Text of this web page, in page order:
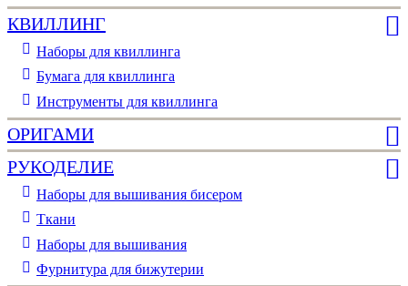
КВИЛЛИНГ
Наборы для квиллинга
Бумага для квиллинга
Инструменты для квиллинга
ОРИГАМИ
РУКОДЕЛИЕ
Наборы для вышивания бисером
Ткани
Наборы для вышивания
Фурнитура для бижутерии